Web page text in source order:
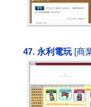
47. 永利電玩 [商